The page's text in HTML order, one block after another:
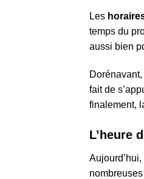
Les
temps du
aussi bien
fait de
finalement,
L’heure